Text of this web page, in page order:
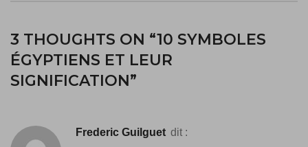
3 THOUGHTS ON “10 SYMBOLES
ÉGYPTIENS ET LEUR
SIGNIFICATION”
Frederic Guilguet dit :